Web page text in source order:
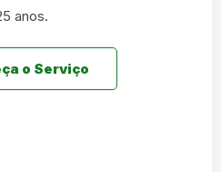
anos.
o Serviço